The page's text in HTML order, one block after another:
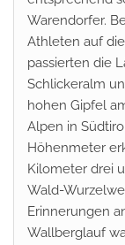
Warendorfer.
Athleten auf
passierten die
Schlickeralm
hohen Gipfel
Alpen in
Höhenmeter
Kilometer drei
Wald-
Erinnerungen
Wallberglauf